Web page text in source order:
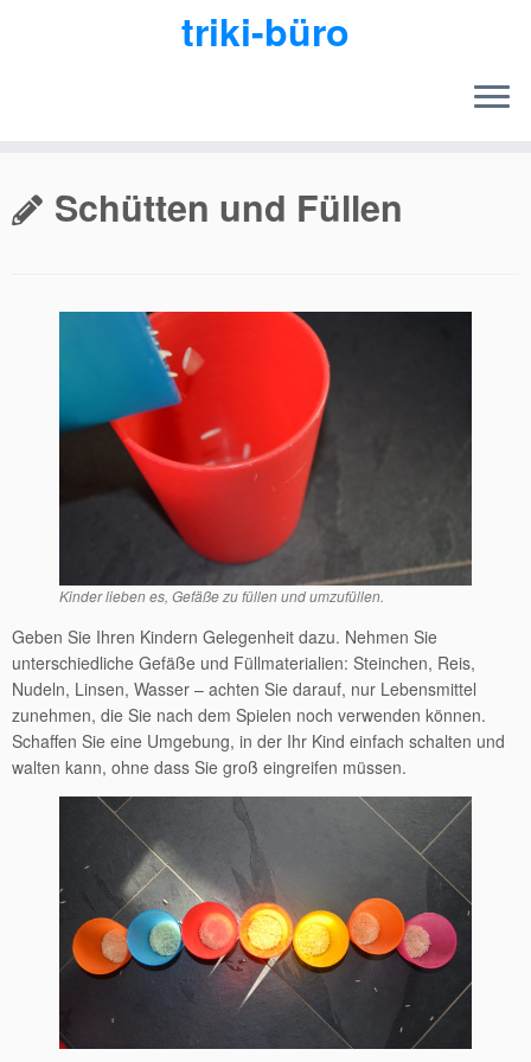
Inhalt
springen
triki-büro
Schütten und Füllen
Kinder lieben es, Gefäße zu füllen und umzufüllen.
Geben Sie Ihren Kindern Gelegenheit dazu. Nehmen Sie
unterschiedliche Gefäße und Füllmaterialien: Steinchen, Reis,
Nudeln, Linsen, Wasser – achten Sie darauf, nur Lebensmittel
zunehmen, die Sie nach dem Spielen noch verwenden können.
Schaffen Sie eine Umgebung, in der Ihr Kind einfach schalten und
walten kann, ohne dass Sie groß eingreifen müssen.